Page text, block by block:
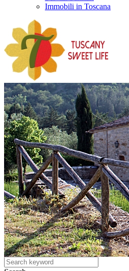
Immobili in Toscana